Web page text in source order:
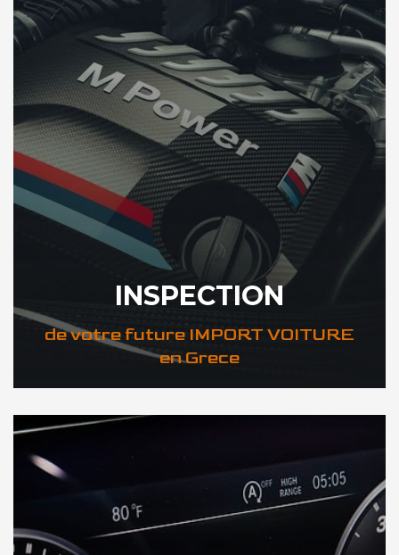
INSPECTION
de votre future IMPORT VOITURE
en Grece
DÉCOUVREZ VOTRE INSPECTION AUTO en Grece